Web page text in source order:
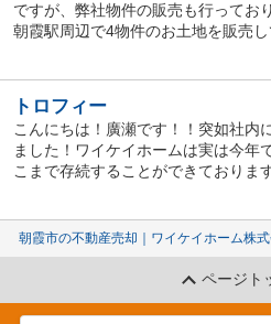
ですが、弊社物件の販売も行ってお
朝霞駅周辺で4物件のお土地を販売し
トロフィー
こんにちは！廣瀬です！！突如社内
ました！ワイケイホームは実は今年
こまで存続することができておりま
朝霞市の不動産売却｜ワイケイホーム株
ページト